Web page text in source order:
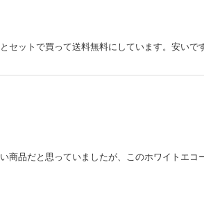
ットで買って送料無料にしています。安いで
品だと思っていましたが、このホワイトエ